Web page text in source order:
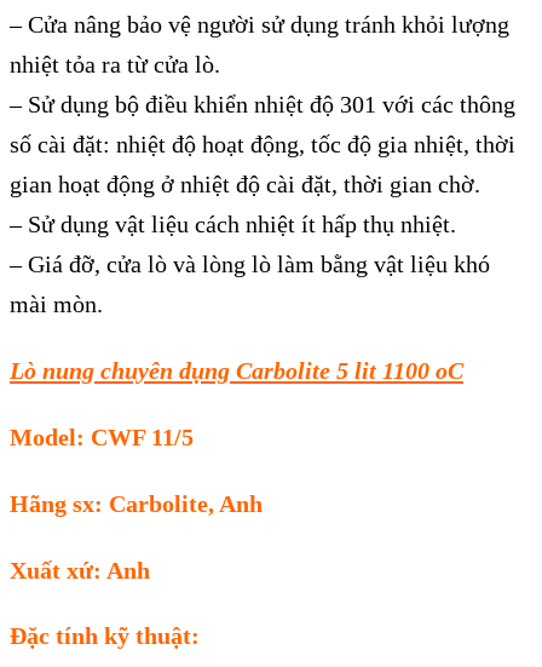
– Cửa nâng bảo vệ người sử dụng tránh khỏi lượng
nhiệt tỏa ra từ cửa lò.
– Sử dụng bộ điều khiển nhiệt độ 301 với các thông
số cài đặt: nhiệt độ hoạt động, tốc độ gia nhiệt, thời
gian hoạt động ở nhiệt độ cài đặt, thời gian chờ.
– Sử dụng vật liệu cách nhiệt ít hấp thụ nhiệt.
– Giá đỡ, cửa lò và lòng lò làm bằng vật liệu khó
mài mòn.
Lò nung chuyên dụng Carbolite 5 lit 1100 oC
Model: CWF 11/5
Hãng sx: Carbolite, Anh
Xuất xứ: Anh
Đặc tính kỹ thuật: